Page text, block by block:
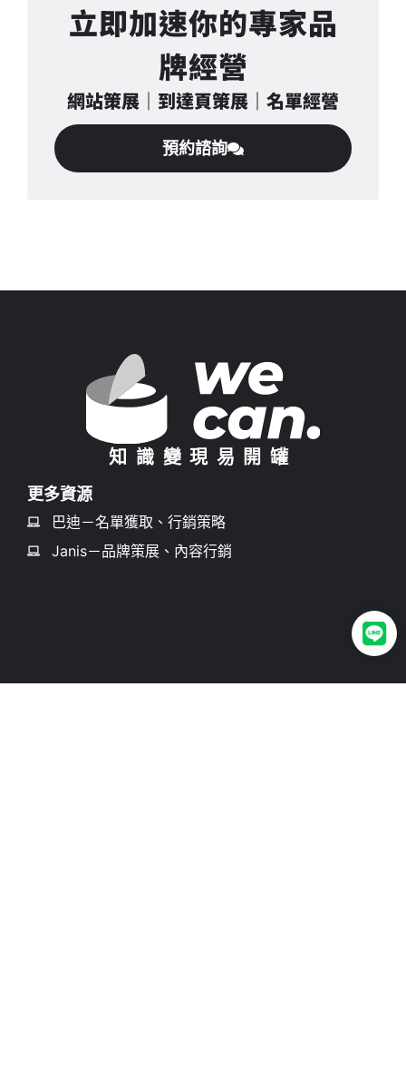
立即加速你的專家品
牌經營
網站策展｜到達頁策展｜名單經營
預約諮詢
知識變現易開罐
更多資源
巴迪－名單獲取、行銷策略
Janis－品牌策展、內容行銷